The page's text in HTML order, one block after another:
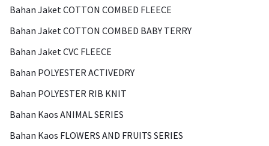
Bahan Jaket COTTON COMBED FLEECE
Bahan Jaket COTTON COMBED BABY TERRY
Bahan Jaket CVC FLEECE
Bahan POLYESTER ACTIVEDRY
Bahan POLYESTER RIB KNIT
Bahan Kaos ANIMAL SERIES
Bahan Kaos FLOWERS AND FRUITS SERIES